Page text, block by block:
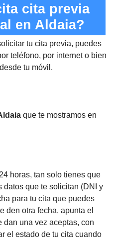
cita previa
en Aldaia?
tu cita previa, puedes
teléfono, por internet o bien
tu móvil.
que te mostramos en
horas, tan solo tienes que
datos que te solicitan (DNI y
para tu cita que puedes
den otra fecha, apunta el
dan una vez aceptas, con
el estado de tu cita cuando